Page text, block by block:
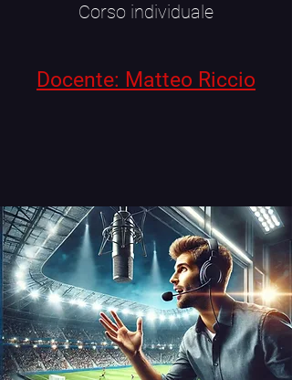
Corso individuale
Docente: Matteo Riccio